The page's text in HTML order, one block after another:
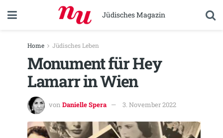
Jüdisches Magazin
Home Jüdisches Leben
Monument für Hey
Lamarr in Wien
von Danielle Spera 3. November 2022